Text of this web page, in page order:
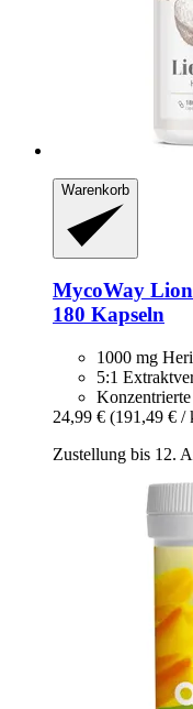
Warenkorb
MycoWay
180 Kapseln
1000 mg
5:1
24,99 € (191,49 € /
Zustellung bis 12.